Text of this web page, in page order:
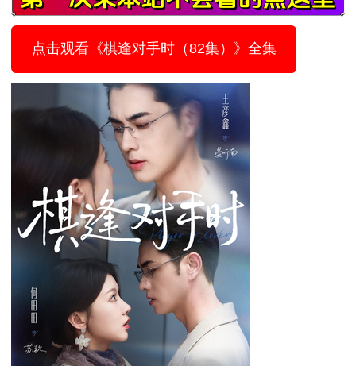
点击观看《棋逢对手时（82集）》全集